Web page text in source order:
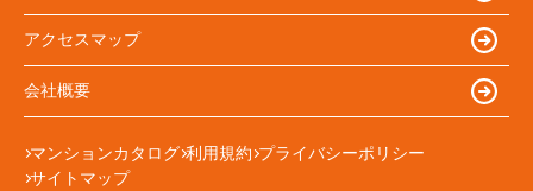
アクセスマップ
会社概要
マンションカタログ 利用規約 プライバシーポリシー
サイトマップ